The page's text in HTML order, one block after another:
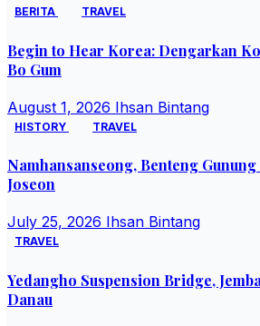
BERITA TRAVEL
Begin to Hear Korea: Dengarkan
Bo Gum
August 1, 2026 Ihsan Bintang
HISTORY TRAVEL
Namhansanseong, Benteng
Joseon
July 25, 2026 Ihsan Bintang
TRAVEL
Yedangho Suspension Bridge,
Danau